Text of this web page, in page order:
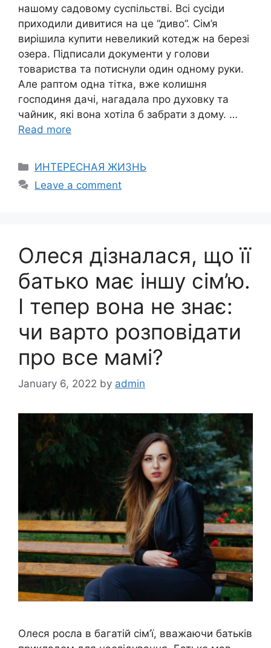
нашому садовому суспільстві. Всі сусіди
приходили дивитися на це “диво”. Сім’я
вирішила купити невеликий котедж на березі
озера. Підписали документи у голови
товариства та потиснули один одному руки.
Але раптом одна тітка, вже колишня
господиня дачі, нагадала про духовку та
чайник, які вона хотіла б забрати з дому. …
Read more
Categories
ИНТЕРЕСНАЯ ЖИЗНЬ
Leave a comment
Олеся дізналася, що її
батько має іншу сім’ю.
І тепер вона не знає:
чи варто розповідати
про все мамі?
January 6, 2022 by admin
Олеся росла в багатій сім’ї, вважаючи батьків